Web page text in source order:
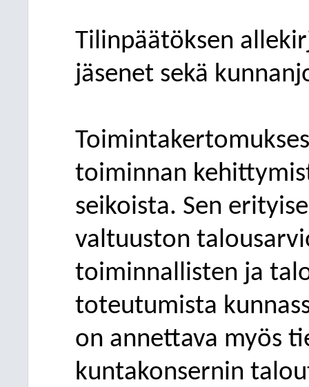
Tilinpäätöksen
jäsenet sekä
toiminnan
seikoista. Sen
valtuuston
toiminnallisten ja
toteutumista
on annettava myös
kuntakonsernin